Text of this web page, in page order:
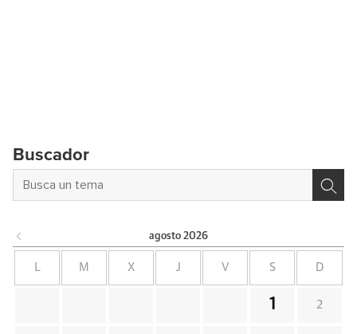
Buscador
agosto 2026
L M X J V S D
1 2